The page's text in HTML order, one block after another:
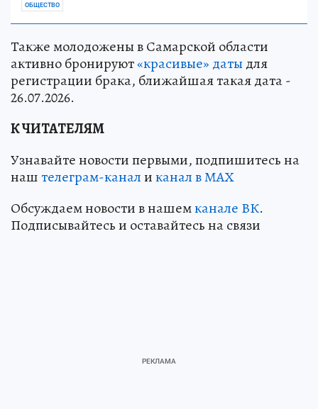
ОБЩЕСТВО
Также молодожены в Самарской области
активно бронируют«красивые» даты для
регистрации брака, ближайшая такая дата -
26.07.2026.
К ЧИТАТЕЛЯМ
Узнавайте новости первыми, подпишитесь на
наштелеграм-каналиканал в МАХ
Обсуждаем новости в нашемканале ВК.
Подписывайтесь и оставайтесь на связи